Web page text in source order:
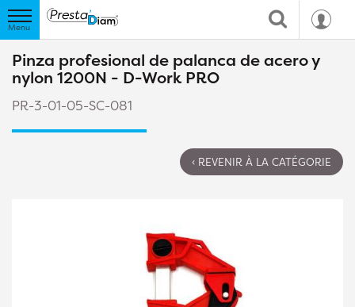
Pinza profesional de palanca de acero y
nylon 1200N - D-Work PRO
PR-3-01-05-SC-081
‹ REVENIR À LA CATÉGORIE